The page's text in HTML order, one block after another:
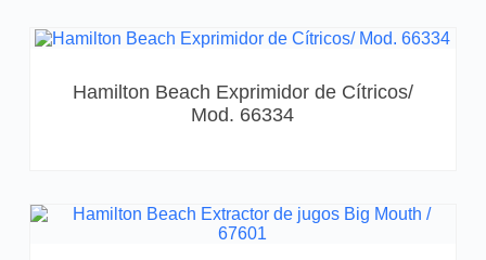
Hamilton Beach Exprimidor de Cítricos/
Mod. 66334